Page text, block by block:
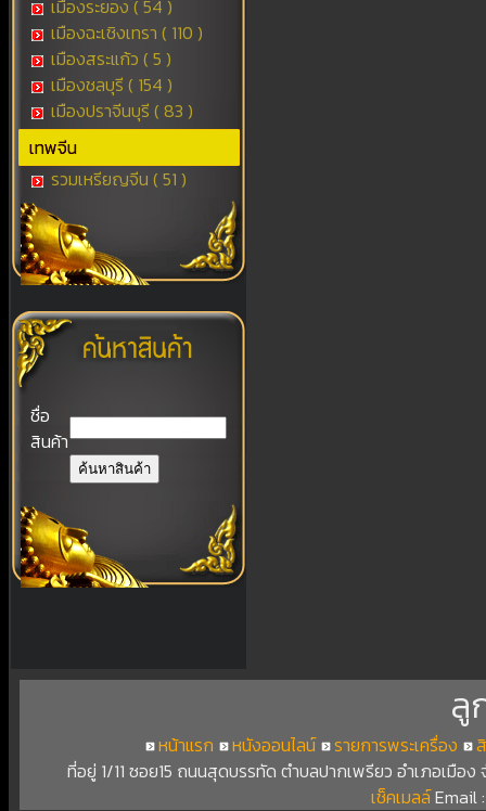
เมืองระยอง ( 54 )
เมืองฉะเชิงเทรา ( 110 )
เมืองสระแก้ว ( 5 )
เมืองชลบุรี ( 154 )
เมืองปราจีนบุรี ( 83 )
เทพจีน
รวมเหรียญจีน ( 51 )
ชื่อ
สินค้า
ลู
หน้าแรก หนังออนไลน์ รายการพระเครื่อง
ที่อยู่ 1/11 ซอย15 ถนนสุดบรรทัด ตำบลปากเพรียว อำเภอเมือ
เช็คเมลล์Email